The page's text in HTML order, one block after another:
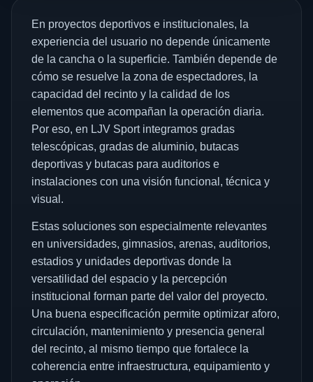
En proyectos deportivos e institucionales, la
experiencia del usuario no depende únicamente
de la cancha o la superficie. También depende de
cómo se resuelve la zona de espectadores, la
capacidad del recinto y la calidad de los
elementos que acompañan la operación diaria.
Por eso, en LJV Sport integramos gradas
telescópicas, gradas de aluminio, butacas
deportivas y butacas para auditorios e
instalaciones con una visión funcional, técnica y
visual.
Estas soluciones son especialmente relevantes
en universidades, gimnasios, arenas, auditorios,
estadios y unidades deportivas donde la
versatilidad del espacio y la percepción
institucional forman parte del valor del proyecto.
Una buena especificación permite optimizar aforo,
circulación, mantenimiento y presencia general
del recinto, al mismo tiempo que fortalece la
coherencia entre infraestructura, equipamiento y